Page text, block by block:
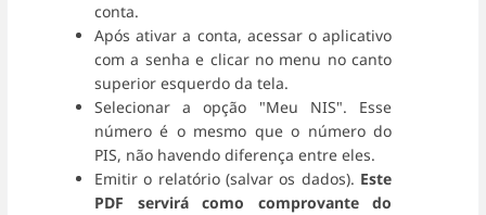
conta.
Após ativar a conta, acessar o aplicativo
com a senha e clicar no menu no canto
superior esquerdo da tela.
Selecionar a opção "Meu NIS". Esse
número é o mesmo que o número do
PIS, não havendo diferença entre eles.
Emitir o relatório (salvar os dados). Este
PDF servirá como comprovante do